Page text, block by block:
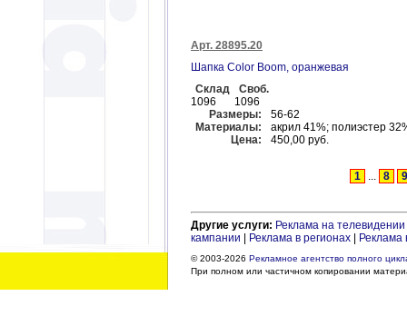
Арт. 28895.20
Шапка Color Boom, оранжевая
Склад
Своб.
1096
1096
Размеры:
56-62
Материалы:
акрил 41%; полиэстер
Цена:
450,00 руб.
1 ... 8 9
Другие услуги: Реклама на телевидении
кампании
Реклама в регионах Реклама
© 2003-2026 Рекламное агентство полного
При полном или частичном копировании